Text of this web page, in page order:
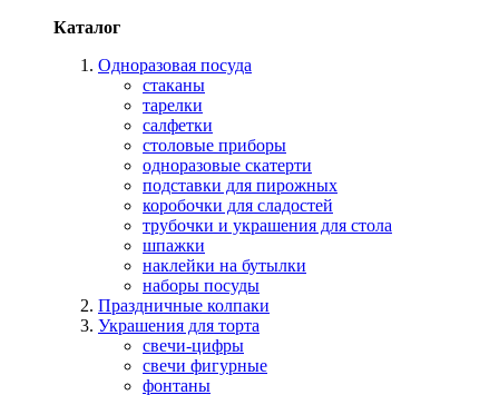
Каталог
Одноразовая посуда
стаканы
тарелки
салфетки
столовые приборы
одноразовые скатерти
подставки для пирожных
коробочки для сладостей
трубочки и украшения для стола
шпажки
наклейки на бутылки
наборы посуды
Праздничные колпаки
Украшения для торта
свечи-цифры
свечи фигурные
фонтаны